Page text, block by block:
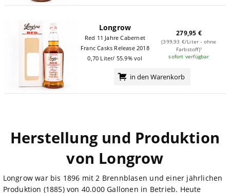
Longrow
Red 11 Jahre Cabernet
Franc Casks Release 2018
0,70 Liter/ 55.9% vol
279,95 €
(399,93 €/Liter - ohne
Farbstoff)¹
sofort verfügbar
in den Warenkorb
Herstellung und Produktion
von Longrow
Longrow war bis 1896 mit 2 Brennblasen und einer jährlichen
Produktion (1885) von 40.000 Gallonen in Betrieb. Heute